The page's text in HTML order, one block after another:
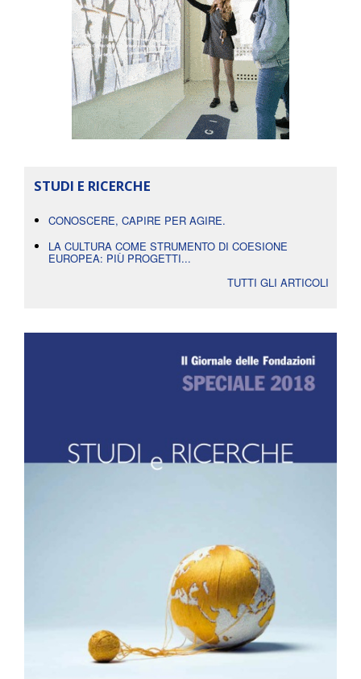
STUDI E RICERCHE
CONOSCERE, CAPIRE PER AGIRE.
LA CULTURA COME STRUMENTO DI COESIONE
EUROPEA: PIÙ PROGETTI...
TUTTI GLI ARTICOLI